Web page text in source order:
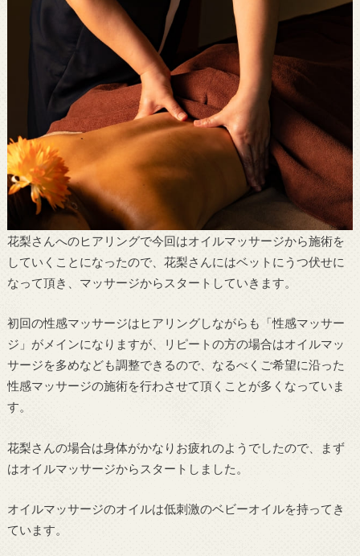
花梨さんへのヒアリングで今回はオイルマッサージから施術を
していくことになったので、花梨さんにはベットにうつ伏せに
なって頂き、マッサージからスタートしていきます。
初回の性感マッサージはヒアリングしながらも「性感マッサー
ジ」がメインになりますが、リピートの方の場合はオイルマッ
サージを多めなども調整できるので、なるべくご希望に沿った
性感マッサージの施術を行わさせて頂くことが多くなっていま
す。
花梨さんの場合は身体がかなりお疲れのようでしたので、まず
はオイルマッサージからスタートしました。
オイルマッサージのオイルは低刺激のベビーオイルを持ってき
ています。